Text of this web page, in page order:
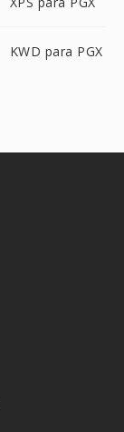
KWD para PGX